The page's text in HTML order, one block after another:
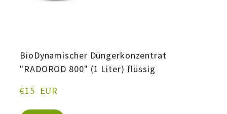
BioDynamischer Düngerkonzentrat
"RADOROD 800" (1 Liter) flüssig
€15  EUR